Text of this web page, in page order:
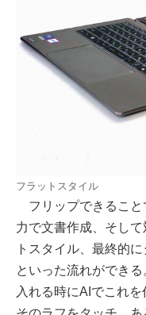
フラットスタイル
フリップできること
力で文書作成、そし
トスタイル、最終的
といった流れができ
入れる時にAIでこれを